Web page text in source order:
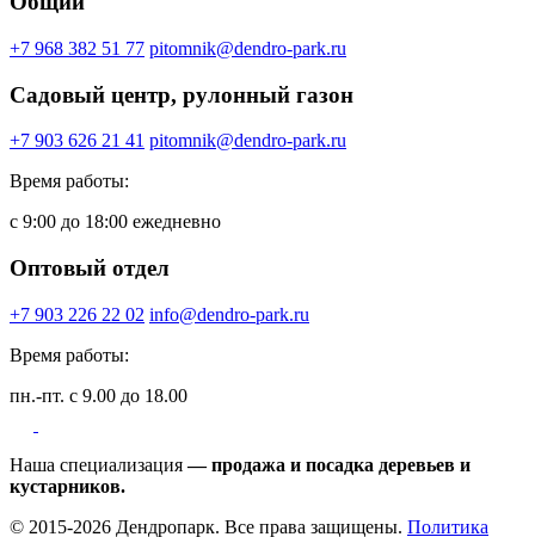
+7 968 382 51 77 pitomnik@dendro-park.ru
Садовый центр, рулонный газон
+7 903 626 21 41 pitomnik@dendro-park.ru
Время работы:
с 9:00 до 18:00 ежедневно
Оптовый отдел
+7 903 226 22 02 info@dendro-park.ru
Время работы:
пн.-пт. с 9.00 до 18.00
Наша специализация— продажа и посадка деревьев и
кустарников.
© 2015-2026 Дендропарк. Все права защищены. Политика